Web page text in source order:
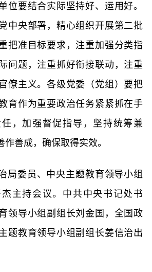
位要结合实际坚持好、运用好。
中央部署，精心组织开展第二批
把准目标要求，注重加强分类指
问题，注重抓好衔接联动，注重
僚主义。各级党委（党组）要把
育作为重要政治任务紧紧抓在手
任，加强督促指导，坚持统筹兼
善成，确保取得实效。
局委员、中央主题教育领导小组
主持会议。中共中央书记处书
领导小组副组长刘金国，全国政
题教育领导小组副组长姜信治出